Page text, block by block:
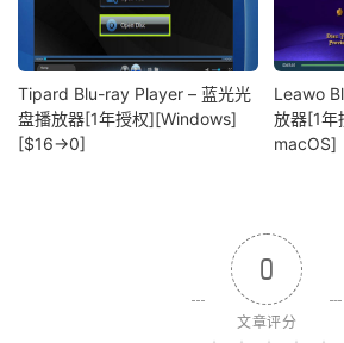
Tipard Blu-ray Player – 蓝光光
盘播放器[1年授权][Windows]
[$16→0]
Leawo
放器[1年
macOS]
0
文章评分